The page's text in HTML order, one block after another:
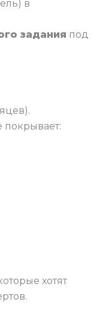
в
задания под
покрывает:
хотят